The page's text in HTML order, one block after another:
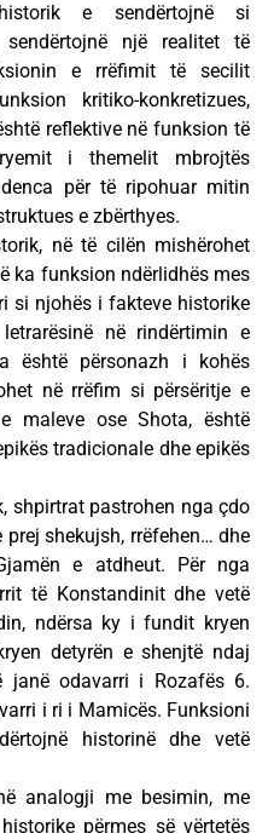
e sendërtojnë si
sendërtojnë një realitet të
e rrëfimit të secilit
kritiko-konkretizues,
reflektive në funksion të
i themelit mbrojtës
për të ripohuar mitin
e zbërthyes.
në të cilën mishërohet
ka funksion ndërlidhës mes
si njohës i fakteve historike
në rindërtimin e
është përsonazh i kohës
në rrëfim si përsëritje e
maleve ose Shota, është
tradicionale dhe epikës
shpirtrat pastrohen nga çdo
shekujsh, rrëfehen… dhe
e atdheut. Për nga
të Konstandinit dhe vetë
ndërsa ky i fundit kryen
detyrën e shenjtë ndaj
janë odavarri i Rozafës 6.
i ri i Mamicës. Funksioni
historinë dhe vetë
analogji me besimin, me
përmes së vërtetës